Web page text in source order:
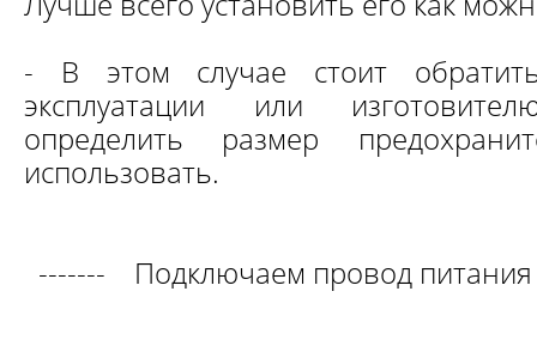
- В этом случае стоит
эксплуатации или
определить размер
использовать.
------- Подключаем провод питания